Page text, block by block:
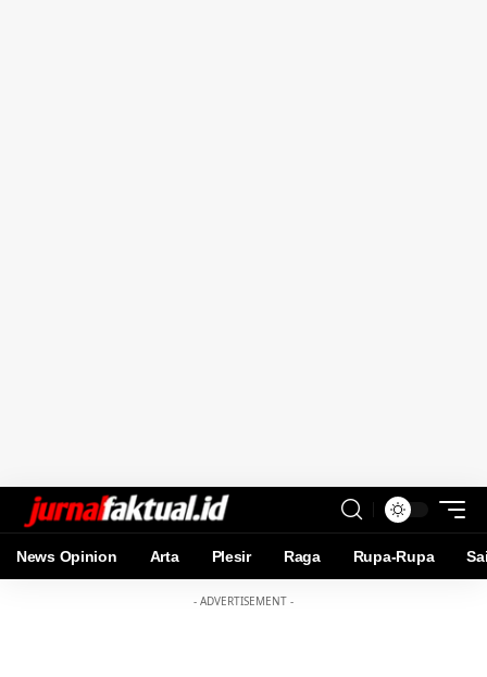
News Opinion Arta Plesir Raga Rupa-Rupa
- ADVERTISEMENT -